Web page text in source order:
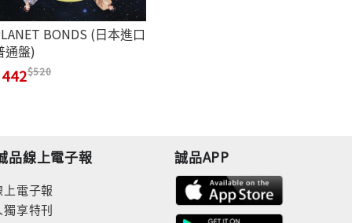
BONDS (日本進口
通盤)
442 520
品線上電子報
電子報
享特刊
誠品APP